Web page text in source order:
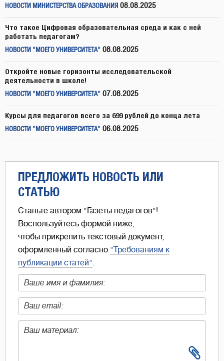
НОВОСТИ МИНИСТЕРСТВА ОБРАЗОВАНИЯ 08.08.2025
Что такое Цифровая образовательная среда и как с ней
работать педагогам?
НОВОСТИ "МОЕГО УНИВЕРСИТЕТА" 08.08.2025
Откройте новые горизонты исследовательской
деятельности в школе!
НОВОСТИ "МОЕГО УНИВЕРСИТЕТА" 07.08.2025
Курсы для педагогов всего за 699 рублей до конца лета
НОВОСТИ "МОЕГО УНИВЕРСИТЕТА" 06.08.2025
ПРЕДЛОЖИТЬ НОВОСТЬ ИЛИ
СТАТЬЮ
Станьте автором "Газеты педагогов"!
Воспользуйтесь формой ниже,
чтобы прикрепить текстовый документ,
оформленный согласно "Требованиям к
публикации статей".